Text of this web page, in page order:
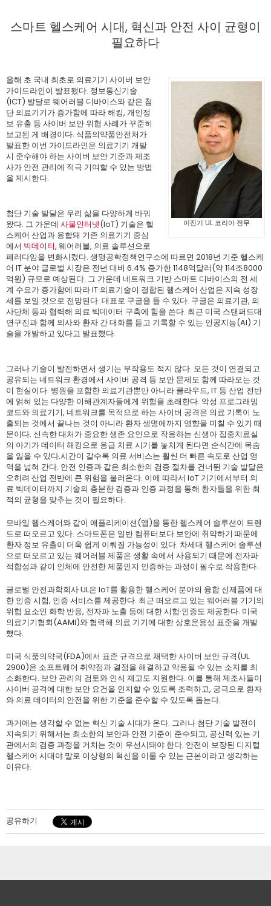
스마트 헬스케어 시대, 혁신과 안전 사이 균형이
필요하다
이진기 UL 코리아 전무
올해 초 국내 최초로 의료기기 사이버 보안
가이드라인이 발표됐다. 정보통신기술
(ICT) 발달로 웨어러블 디바이스와 같은 첨
단 의료기기가 증가함에 따라 해킹, 개인정
보 유출 등 사이버 보안 위협 사례가 꾸준히
보고된 게 배경이다. 식품의약품안전처가
발표한 이번 가이드라인은 의료기기 개발
시 준수해야 하는 사이버 보안 기준과 제조
사가 안전 관리에 적극 기여할 수 있는 방법
을 제시한다.
첨단 기술 발달은 우리 삶을 다양하게 바꿔
왔다. 그 가운데 사물인터넷(IoT) 기술은 헬
스케어 산업과 융합돼 기존 의료기기 중심
에서 빅데이터, 웨어러블, 의료 솔루션으로
패러다임을 변화시켰다. 생명공학정책연구소에 따르면 2018년 기준 헬스케
어 IT 분야 글로벌 시장은 전년 대비 6.4% 증가한 1148억달러(약 114조8000
억원) 규모로 예상된다. 그 가운데 네트워크 기반 스마트 디바이스의 전 세
계 수요가 증가함에 따라 IT·의료기술이 결합된 헬스케어 산업은 지속 성장
세를 보일 것으로 전망된다. 대표로 구글을 들 수 있다. 구글은 의료기관, 의
사단체 등과 협력해 의료 빅데이터 구축에 힘을 쓴다. 최근 미국 스탠퍼드대
연구진과 함께 의사와 환자 간 대화를 듣고 기록할 수 있는 인공지능(AI) 기
술을 개발하고 있다고 발표했다.
그러나 기술이 발전하면서 생기는 부작용도 적지 않다. 모든 것이 연결되고
공유되는 네트워크 환경에서 사이버 공격 등 보안 문제도 함께 따라오는 것
이 현실이다. 병원을 포함한 의료기관뿐만 아니라 클라우드, IT 등 산업 전반
에 얽혀 있는 다양한 이해관계자들에게 위험을 초래한다. 악성 프로그래밍
코드와 의료기기, 네트워크를 목적으로 하는 사이버 공격은 의료 기록이 노
출되는 것에서 끝나는 것이 아니라 환자 생명에까지 영향을 미칠 수 있기 때
문이다. 신속한 대처가 중요한 생존 요인으로 작용하는 신생아 집중치료실
의 아기가 데이터 해킹으로 응급 치료 시기를 놓치게 된다면 순식간에 목숨
을 잃을 수 있다.시간이 갈수록 의료 서비스는 훨씬 더 빠른 속도로 산업 영
역을 넓혀 간다. 안전 인증과 같은 최소한의 검증 절차를 건너뛴 기술 발달은
오히려 산업 전반에 큰 위험을 불러온다. 이에 따라서 IoT 기기에서부터 의
료 빅데이터까지 기술의 충분한 검증과 인증 과정을 통해 환자들을 위한 최
적의 균형을 맞추는 것이 필요하다.
모바일 헬스케어와 같이 애플리케이션(앱)을 통한 헬스케어 솔루션이 트렌
드로 떠오르고 있다. 스마트폰은 일반 컴퓨터보다 보안에 취약하기 때문에
환자 정보 유출이 더욱 쉽게 이뤄질 가능성이 있다. 차세대 헬스케어 솔루션
으로 떠오르고 있는 웨어러블 제품은 생활 속에서 사용되기 때문에 전자파
적합성과 같이 인체에 안전한 제품인지 인증하는 과정이 필수로 작용한다.
글로벌 안전과학회사 UL은 IoT를 활용한 헬스케어 분야의 융합 신제품에 대
한 인증 시험, 인증 서비스를 제공한다. 최근 떠오르고 있는 웨어러블 기기의
위험 요소인 화학 반응, 전자파 노출 등에 대한 시험·인증도 제공한다. 미국
의료기기협회(AAMI)와 협력해 의료 기기에 대한 상호운용성 표준을 개발
했다.
미국 식품의약국(FDA)에서 표준 규격으로 채택한 사이버 보안 규격(UL
2900)은 소프트웨어 취약점과 결점을 해결하고 악용될 수 있는 소지를 최
소화한다. 보안 관리의 검토와 인식 제고도 지원한다. 이를 통해 제조사들이
사이버 공격에 대한 보안 요건을 인지할 수 있도록 조력하고, 궁극으로 환자
와 의료 데이터의 안전을 위한 기준을 준수할 수 있도록 돕는다.
과거에는 생각할 수 없는 혁신 기술 시대가 온다. 그러나 첨단 기술 발전이
지속되기 위해서는 최소한의 보안과 안전 기준이 준수되고, 공신력 있는 기
관에서의 검증 과정을 거치는 것이 우선시돼야 한다. 안전이 보장된 디지털
헬스케어 시대야 말로 이상형의 혁신을 이룰 수 있는 근본이라고 생각하는
이유다.
공유하기